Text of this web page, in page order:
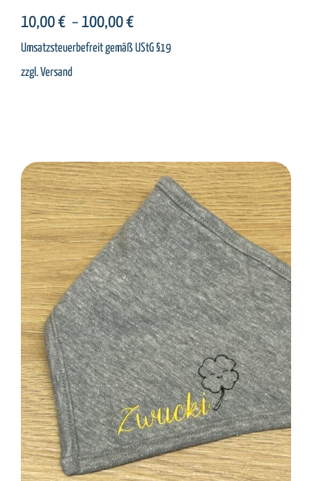
10,00€ – 100,00€
Umsatzsteuerbefreit gemäß UStG §19
zzgl.Versand
SELECT OPTIONS / DETAILS